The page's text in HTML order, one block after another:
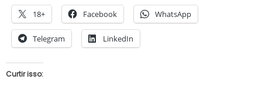
18+ Facebook WhatsApp
Telegram LinkedIn
Curtir isso: